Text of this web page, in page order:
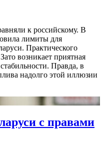
к российскому. В
лимиты для
Практического
возникает приятная
Правда, в
надолго этой иллюзии
с правами